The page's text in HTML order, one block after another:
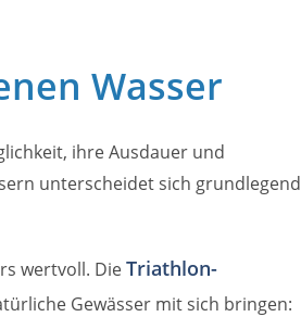
Wasser
ihre Ausdauer und
unterscheidet sich grundlegend
wertvoll. DieTriathlon-
Gewässer mit sich bringen: